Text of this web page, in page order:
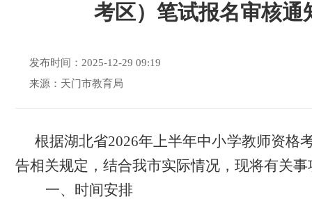
考区）笔试报名审核通
发布时间：2025-12-29 09:19
来源：天门市教育局
根据湖北省2026年上半年中小学教师资格
告相关规定，结合我市实际情况，现将有关
一、时间安排